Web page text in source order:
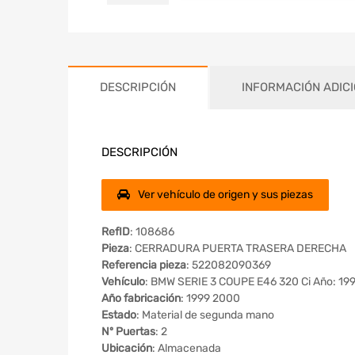
DESCRIPCIÓN INFORMACIÓN
DESCRIPCIÓN
Ver vehículo de origen y sus piezas
RefID: 108686
Pieza: CERRADURA PUERTA TRASERA DERECHA
Referencia pieza: 522082090369
Vehículo: BMW SERIE 3 COUPE E46 320 Ci Año:
Año fabricación: 1999 2000
Estado: Material de segunda mano
Nº Puertas: 2
Ubicación: Almacenada